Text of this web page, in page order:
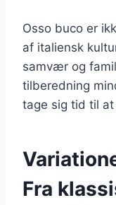
Osso buco er
af italiensk
samvær og
tilberedning
tage sig tid til
Fra